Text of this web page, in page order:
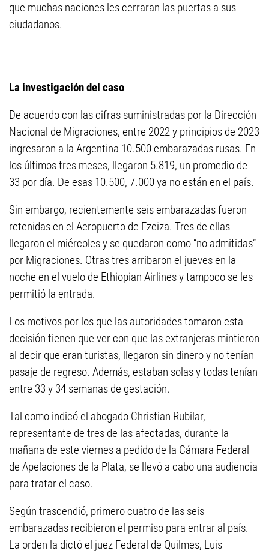
que muchas naciones les cerraran las puertas a sus
ciudadanos.
La investigación del caso
De acuerdo con las cifras suministradas por la Dirección
Nacional de Migraciones, entre 2022 y principios de 2023
ingresaron a la Argentina 10.500 embarazadas rusas. En
los últimos tres meses, llegaron 5.819, un promedio de
33 por día. De esas 10.500, 7.000 ya no están en el país.
Sin embargo, recientemente seis embarazadas fueron
retenidas en el Aeropuerto de Ezeiza. Tres de ellas
llegaron el miércoles y se quedaron como “no admitidas”
por Migraciones. Otras tres arribaron el jueves en la
noche en el vuelo de Ethiopian Airlines y tampoco se les
permitió la entrada.
Los motivos por los que las autoridades tomaron esta
decisión tienen que ver con que las extranjeras mintieron
al decir que eran turistas, llegaron sin dinero y no tenían
pasaje de regreso. Además, estaban solas y todas tenían
entre 33 y 34 semanas de gestación.
Tal como indicó el abogado Christian Rubilar,
representante de tres de las afectadas, durante la
mañana de este viernes a pedido de la Cámara Federal
de Apelaciones de la Plata, se llevó a cabo una audiencia
para tratar el caso.
Según trascendió, primero cuatro de las seis
embarazadas recibieron el permiso para entrar al país.
La orden la dictó el juez Federal de Quilmes, Luis